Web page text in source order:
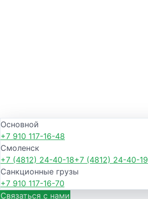
Основной
+7 910 117-16-48
Смоленск
+7 (4812) 24-40-18+7 (4812) 24-40-19
Санкционные грузы
+7 910 117-16-70
Связаться с нами